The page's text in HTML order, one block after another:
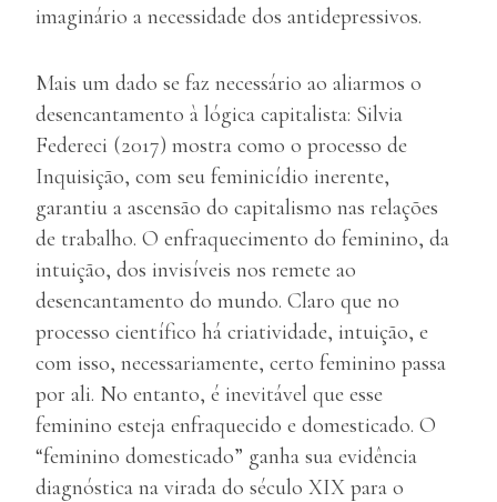
imaginário a necessidade dos antidepressivos.
Mais um dado se faz necessário ao aliarmos o
desencantamento à lógica capitalista: Silvia
Federeci (2017) mostra como o processo de
Inquisição, com seu feminicídio inerente,
garantiu a ascensão do capitalismo nas relações
de trabalho. O enfraquecimento do feminino, da
intuição, dos invisíveis nos remete ao
desencantamento do mundo. Claro que no
processo científico há criatividade, intuição, e
com isso, necessariamente, certo feminino passa
por ali. No entanto, é inevitável que esse
feminino esteja enfraquecido e domesticado. O
“feminino domesticado” ganha sua evidência
diagnóstica na virada do século XIX para o